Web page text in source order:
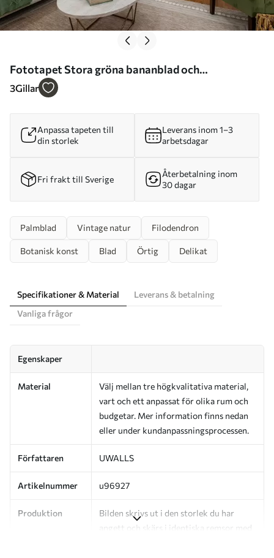
Fototapet Stora gröna bananblad och
marmorstruktur Nr. u96927
3Gillar
Anpassa tapeten till
din storlek
Leverans inom 1–3
arbetsdagar
Fri frakt till Sverige
Återbetalning inom
30 dagar
Palmblad Vintage natur Filodendron
Botanisk konst Blad Örtig Delikat
Specifikationer & Material
Leverans & betalning
Vanliga frågor
Egenskaper
Material
Välj mellan tre högkvalitativa material,
vart och ett anpassat för olika rum och
budgetar. Mer information finns nedan
eller under kundanpassningsprocessen.
Författaren UWALLS
Artikelnummer u96927
Produktion
Bilden skrivs ut i den storlek du har
angett och skärs i identiska remsor med